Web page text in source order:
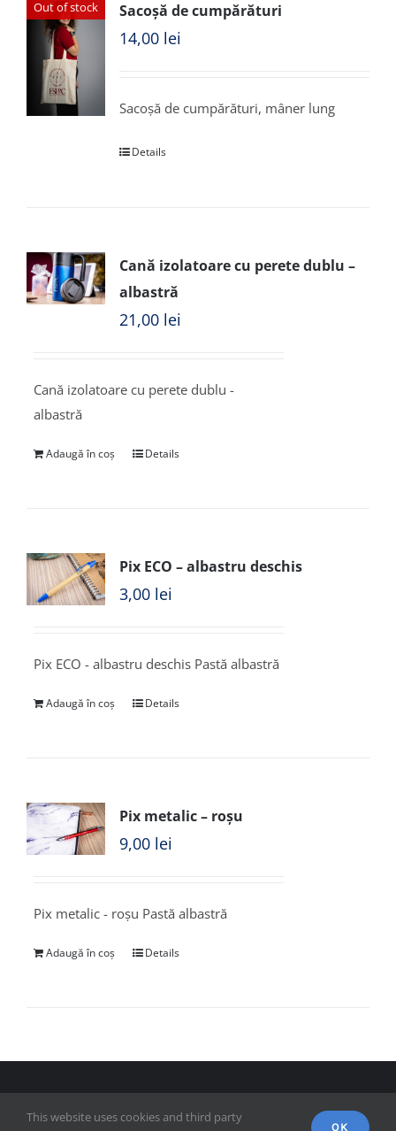
Out of stock Sacoșă de cumpărături
14,00 lei
Sacoșă de cumpărături, mâner lung
Details
Cană izolatoare cu perete dublu –
albastră
21,00 lei
Cană izolatoare cu perete dublu -
albastră
Adaugă în coș Details
Pix ECO – albastru deschis
3,00 lei
Pix ECO - albastru deschis Pastă albastră
Adaugă în coș Details
Pix metalic – roșu
9,00 lei
Pix metalic - roșu Pastă albastră
Adaugă în coș Details
Administrative și ale Comunicării
This website uses cookies and third party
OK